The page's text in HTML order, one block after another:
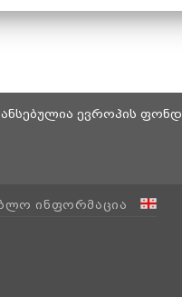
ევროპის
ᲘᲜᲤᲝᲠᲛᲐᲪᲘᲐ